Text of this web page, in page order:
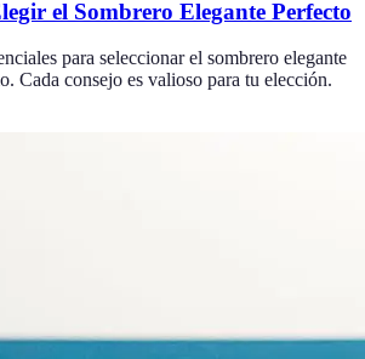
el Sombrero Elegante Perfecto
para seleccionar el sombrero elegante
Cada consejo es valioso para tu elección.